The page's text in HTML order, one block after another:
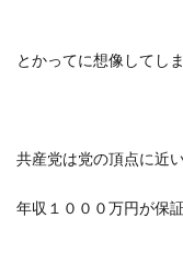
とかってに想像してし
共産党は党の頂点に近
年収１０００万円が保